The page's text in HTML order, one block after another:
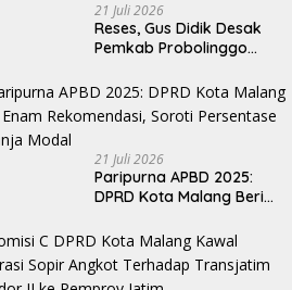
21 Juli 2026
Reses, Gus Didik Desak
Pemkab Probolinggo
dan Irigasi Desa
21 Juli 2026
Paripurna APBD 2025:
DPRD Kota Malang Beri
Persentase Belanja Modal